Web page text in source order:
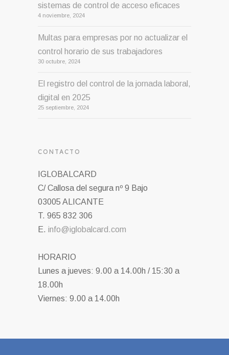
sistemas de control de acceso eficaces
4 noviembre, 2024
Multas para empresas por no actualizar el
control horario de sus trabajadores
30 octubre, 2024
El registro del control de la jornada laboral,
digital en 2025
25 septiembre, 2024
CONTACTO
IGLOBALCARD
C/ Callosa del segura nº 9 Bajo
03005 ALICANTE
T. 965 832 306
E. info@iglobalcard.com
HORARIO
Lunes a jueves: 9.00 a 14.00h / 15:30 a
18.00h
Viernes: 9.00 a 14.00h